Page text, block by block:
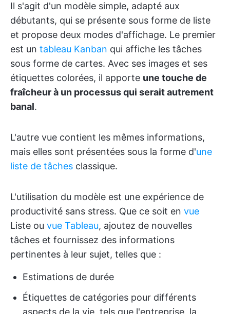
Il s'agit d'un modèle simple, adapté aux
débutants, qui se présente sous forme de liste
et propose deux modes d'affichage. Le premier
est un tableau Kanban qui affiche les tâches
sous forme de cartes. Avec ses images et ses
étiquettes colorées, il apporte une touche de
fraîcheur à un processus qui serait autrement
banal.
L'autre vue contient les mêmes informations,
mais elles sont présentées sous la forme d'une
liste de tâches classique.
L'utilisation du modèle est une expérience de
productivité sans stress. Que ce soit en vue
Liste ou vue Tableau, ajoutez de nouvelles
tâches et fournissez des informations
pertinentes à leur sujet, telles que :
Estimations de durée
Étiquettes de catégories pour différents